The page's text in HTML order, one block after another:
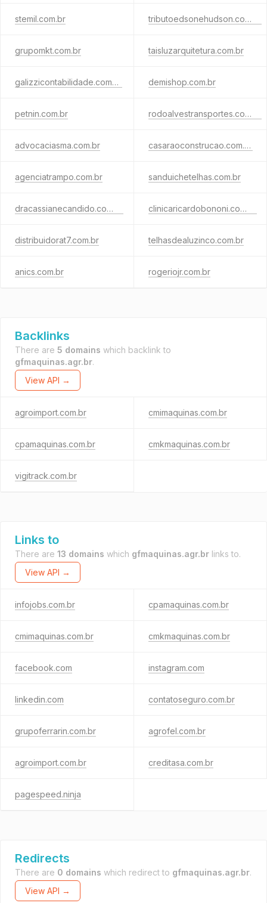
stemil.com.br tributoedsonehudson.com.br
grupomkt.com.br taisluzarquitetura.com.br
galizzicontabilidade.com.br demishop.com.br
petnin.com.br rodoalvestransportes.com.br
advocaciasma.com.br casaraoconstrucao.com.br
agenciatrampo.com.br sanduichetelhas.com.br
dracassianecandido.com.br clinicaricardobononi.com.br
distribuidorat7.com.br telhasdealuzinco.com.br
anics.com.br rogeriojr.com.br
Backlinks
There are 5 domains which backlink to
gfmaquinas.agr.br.
View API →
agroimport.com.br cmimaquinas.com.br
cpamaquinas.com.br cmkmaquinas.com.br
vigitrack.com.br
Links to
There are 13 domains which gfmaquinas.agr.br links to.
View API →
infojobs.com.br cpamaquinas.com.br
cmimaquinas.com.br cmkmaquinas.com.br
facebook.com instagram.com
linkedin.com contatoseguro.com.br
grupoferrarin.com.br agrofel.com.br
agroimport.com.br creditasa.com.br
pagespeed.ninja
Redirects
There are 0 domains which redirect to gfmaquinas.agr.br.
View API →